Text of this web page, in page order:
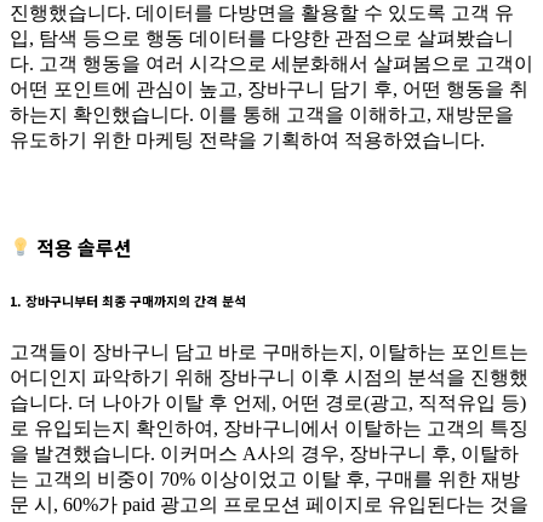
진행했습니다. 데이터를 다방면을 활용할 수 있도록 고객 유
입, 탐색 등으로 행동 데이터를 다양한 관점으로 살펴봤습니
다. 고객 행동을 여러 시각으로 세분화해서 살펴봄으로 고객이
어떤 포인트에 관심이 높고, 장바구니 담기 후, 어떤 행동을 취
하는지 확인했습니다. 이를 통해 고객을 이해하고, 재방문을
유도하기 위한 마케팅 전략을 기획하여 적용하였습니다.
적용 솔루션
1. 장바구니부터 최종 구매까지의 간격 분석
고객들이 장바구니 담고 바로 구매하는지, 이탈하는 포인트는
어디인지 파악하기 위해 장바구니 이후 시점의 분석을 진행했
습니다. 더 나아가 이탈 후 언제, 어떤 경로(광고, 직적유입 등)
로 유입되는지 확인하여, 장바구니에서 이탈하는 고객의 특징
을 발견했습니다. 이커머스 A사의 경우, 장바구니 후, 이탈하
는 고객의 비중이 70% 이상이었고 이탈 후, 구매를 위한 재방
문 시, 60%가 paid 광고의 프로모션 페이지로 유입된다는 것을